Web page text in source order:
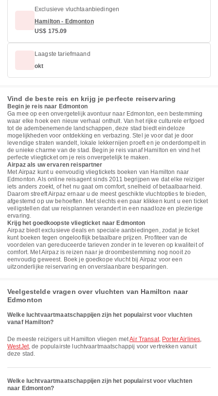
Exclusieve vluchtaanbiedingen
Hamilton - Edmonton
US$ 175.09
Laagste tariefmaand
okt
Vind de beste reis en krijg je perfecte reiservaring
Begin je reis naar Edmonton
Ga mee op een onvergetelijk avontuur naar Edmonton, een bestemming
waar elke hoek een nieuw verhaal onthult. Van het rijke culturele erfgoed
tot de adembenemende landschappen, deze stad biedt eindeloze
mogelijkheden voor ontdekking en verbazing. Stel je voor dat je door
levendige straten wandelt, lokale lekkernijen proeft en je onderdompelt in
de unieke charme van de stad. Begin je reis vanaf Hamilton en vind het
perfecte vliegticket om je reis onvergetelijk te maken.
Airpaz als uw ervaren reispartner
Met Airpaz kunt u eenvoudig vliegtickets boeken van Hamilton naar
Edmonton. Als online reisagent sinds 2011 begrijpen we dat elke reiziger
iets anders zoekt, of het nu gaat om comfort, snelheid of betaalbaarheid.
Daarom streeft Airpaz ernaar u de meest geschikte vluchtopties te bieden,
afgestemd op uw behoeften. Met slechts een paar klikken kunt u een ticket
veiligstellen dat uw reisplannen verandert in een naadloze en plezierige
ervaring.
Krijg het goedkoopste vliegticket naar Edmonton
Airpaz biedt exclusieve deals en speciale aanbiedingen, zodat je ticket
kunt boeken tegen ongelooflijk betaalbare prijzen. Profiteer van de
voordelen van gereduceerde tarieven zonder in te leveren op kwaliteit of
comfort. Met Airpaz is reizen naar je droombestemming nog nooit zo
eenvoudig geweest. Boek je goedkope vlucht bij Airpaz voor een
uitzonderlijke reiservaring en onverslaanbare besparingen.
Veelgestelde vragen over vluchten van Hamilton naar
Edmonton
Welke luchtvaartmaatschappijen zijn het populairst voor vluchten
vanaf Hamilton?
De meeste reizigers uit Hamilton vliegen metAir Transat, Porter Airlines,
WestJet, de populairste luchtvaartmaatschappij voor vertrekken vanuit
deze stad.
Welke luchtvaartmaatschappijen zijn het populairst voor vluchten
naar Edmonton?